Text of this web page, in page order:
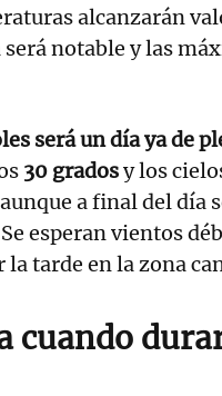
alcanzarán
será notable y las
será un día ya de
30 gradosy los
a final del día
esperan vientos
la tarde en la zona
cuando